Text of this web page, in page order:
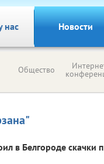
нас Новости
Общество
в Белгороде